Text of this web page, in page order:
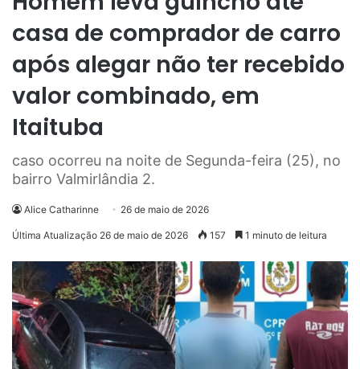
casa de comprador de carro
após alegar não ter recebido
valor combinado, em
Itaituba
caso ocorreu na noite de Segunda-feira (25), no
bairro Valmirlândia 2.
Alice Catharinne 26 de maio de 2026
Última Atualização 26 de maio de 2026 157 1 minuto de leitura